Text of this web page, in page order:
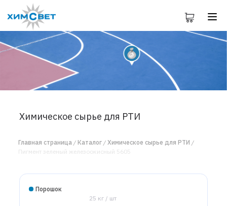
Химическое сырье для РТИ
Главная страница Каталог
Химическое сырье для РТИ
Пигмент зеленый железоокисный 5605
Порошок
25 кг / шт